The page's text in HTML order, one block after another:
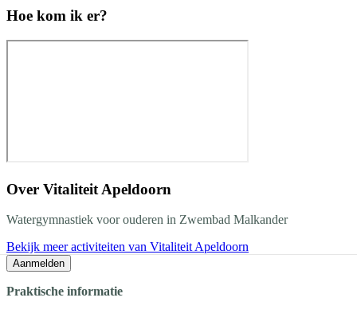
Hoe kom ik er?
Over Vitaliteit Apeldoorn
Watergymnastiek voor ouderen in Zwembad Malkander
Bekijk meer activiteiten van Vitaliteit Apeldoorn
Aanmelden
Praktische informatie